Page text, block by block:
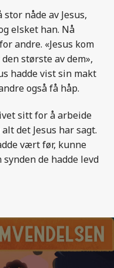
nåde av Jesus,
elsket han. Nå
andre. «Jesus kom
største av dem»,
hadde vist sin makt
også få håp.
sitt for å arbeide
det Jesus har sagt.
vært før, kunne
de hadde levd